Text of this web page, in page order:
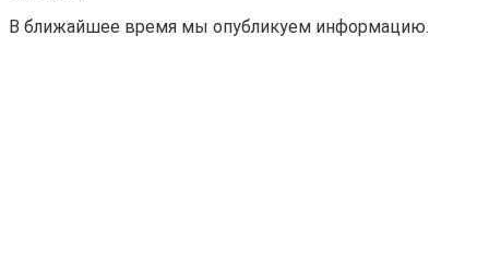
В ближайшее время мы опубликуем информацию.